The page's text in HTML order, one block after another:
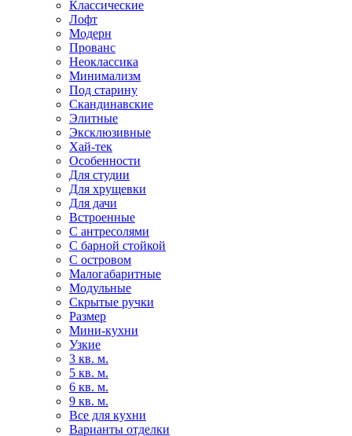
Классические
Лофт
Модерн
Прованс
Неоклассика
Минимализм
Под старину
Скандинавские
Элитные
Эксклюзивные
Хай-тек
Особенности
Для студии
Для хрущевки
Для дачи
Встроенные
С антресолями
С барной стойкой
С островом
Малогабаритные
Модульные
Скрытые ручки
Размер
Мини-кухни
Узкие
3 кв. м.
5 кв. м.
6 кв. м.
9 кв. м.
Все для кухни
Варианты отделки